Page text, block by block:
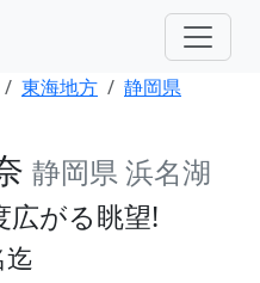
東海地方
静岡県
静岡県 浜名湖
広がる眺望!
迄